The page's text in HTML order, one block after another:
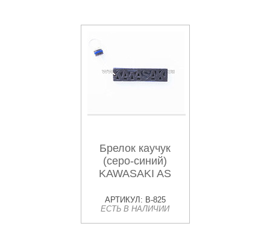
Брелок каучук
(серо-синий)
KAWASAKI AS
АРТИКУЛ: B-825
ЕСТЬ В НАЛИЧИИ